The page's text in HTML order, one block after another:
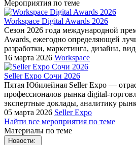
Мероприятия по теме
Workspace Digital Awards 2026
Сезон 2026 года международной
Awards, ежегодно определяющей
разработки, маркетинга, дизайна,
16 марта 2026 Workspace
Seller Expo Сочи 2026
Пятая Юбилейная Seller Expo —
профессионалов рынка digital-
экспертные доклады, аналитику
05 марта 2026 Seller Expo
Найти все мероприятия по теме
Материалы по теме
Новости: